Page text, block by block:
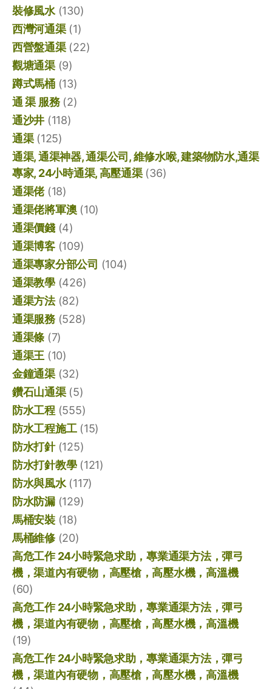
裝修風水(130)
西灣河通渠(1)
西營盤通渠(22)
觀塘通渠(9)
蹲式馬桶(13)
通 渠 服務(2)
通沙井 (118)
通渠(125)
通渠, 通渠神器, 通渠公司, 維修水喉, 建築物防水,通渠
專家, 24小時通渠, 高壓通渠(36)
通渠佬(18)
通渠佬將軍澳(10)
通渠價錢(4)
通渠博客(109)
通渠專家分部公司 (104)
通渠教學(426)
通渠方法(82)
通渠服務(528)
通渠條 (7)
通渠王 (10)
金鐘通渠(32)
鑽石山通渠(5)
防水工程(555)
防水工程施工(15)
防水打針(125)
防水打針教學(121)
防水與風水(117)
防水防漏(129)
馬桶安裝(18)
馬桶維修(20)
高危工作 24小時緊急求助，專業通渠方法，彈弓
機，渠道內有硬物，高壓槍，高壓水機，高溫機
(60)
高危工作 24小時緊急求助，專業通渠方法，彈弓
機，渠道內有硬物，高壓槍，高壓水機，高溫機
(19)
高危工作 24小時緊急求助，專業通渠方法，彈弓
機，渠道內有硬物，高壓槍，高壓水機，高溫機